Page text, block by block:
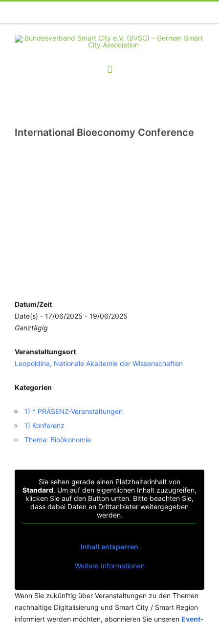
TelefonFacebookTwitterYoutubeInstagramLinkedinRSS
International Bioeconomy Conference
Datum/Zeit
Date(s) - 17/06/2025 - 19/06/2025
Ganztägig
Veranstaltungsort
Leopoldina, Nationale Akademie der Wissenschaften
Kategorien
1) * PRÄSENZ-Veranstaltungen
1) Konferenz
Thema: Bioökonomie
Sie sehen gerade einen Platzhalterinhalt von
Standard. Um auf den eigentlichen Inhalt zuzugreifen,
klicken Sie auf den Button unten. Bitte beachten Sie,
dass dabei Daten an Drittanbieter weitergegeben
werden.
Inhalt entsperren
Weitere Informationen
Wenn Sie zukünftig über Veranstaltungen zu den Themen
nachhaltige Digitalisierung und Smart City / Smart Region
informiert werden möchten, abonnieren Sie unseren Event-